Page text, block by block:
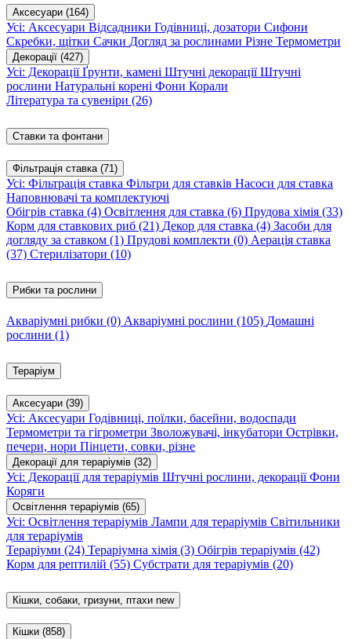
Аксесуари (164)
Усі: Аксесуари Відсадники Годівниці, дозатори Сифони
Скребки, щітки Сачки Догляд за рослинами Різне Термометри
Декорації (427)
Усі: ДекораціїҐрунти, камені Штучні декораціїШтучні
рослини Натуральні корені Фони Корали
Література та сувеніри (26)
Ставки та фонтани
Фільтрація ставка (71)
Усі: Фільтрація ставка Фільтри для ставків Насоси для ставка
Наповнювачі та комплектуючі
Обігрів ставка (4) Освітлення для ставка (6) Прудова хімія (33)
Корм для ставкових риб (21) Декор для ставка (4) Засоби для
догляду за ставком (1) Прудові комплекти (0) Аерація ставка
(37) Стерилізатори (10)
Рибки та рослини
Акваріумні рибки (0) Акваріумні рослини (105) Домашні
рослини (1)
Тераріум
Аксесуари (39)
Усі: Аксесуари Годівниці, поїлки, басейни, водоспади
Термометри та гігрометри Зволожувачі, інкубатори Острівки,
печери, нори Пінцети, совки, різне
Декорації для тераріумів (32)
Усі: Декорації для тераріумів Штучні рослини, декораціїФони
Коряги
Освітлення тераріумів (65)
Усі: Освітлення тераріумів Лампи для тераріумів Світильники
для тераріумів
Тераріуми (24) Тераріумна хімія (3) Обігрів тераріумів (42)
Корм для рептилій (55) Субстрати для тераріумів (20)
Кішки, собаки, гризуни, птахи new
Кішки (858)